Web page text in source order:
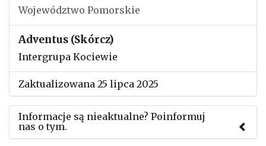
Województwo Pomorskie
Adventus (Skórcz)
Intergrupa Kociewie
Zaktualizowana 25 lipca 2025
Informacje są nieaktualne? Poinformuj
nas o tym.